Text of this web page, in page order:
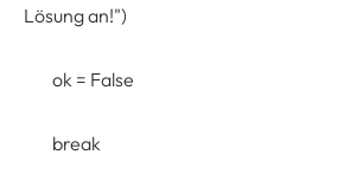
Lösung an!")
ok = False
break